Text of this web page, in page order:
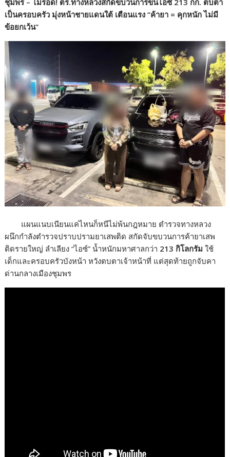
e
b
o
o
k
itt
er
e ar
เป็นครอบครัว มุ่งหน้าชายแดนใต้ เตือนแรง “ค้ายา = คุกหนัก ไม่มี
ข้อยกเว้น”
แผนแนบเนียนแค่ไหนก็หนีไม่พ้นกฎหมาย ตำรวจทางหลวง
ผนึกกำลังตำรวจปราบปรามยาเสพติด สกัดจับขบวนการค้ายาเสพ
ติดรายใหญ่ ลำเลียง “ไอซ์” น้ำหนักมหาศาลกว่า 213 กิโลกรัม ใช้
เด็กและครอบครัวบังหน้า หวังตบตาเจ้าหน้าที่ แต่สุดท้ายถูกจับคา
ด่านกลางเมืองชุมพร